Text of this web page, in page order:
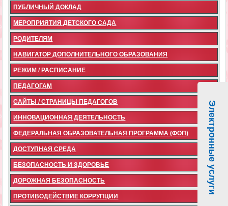
ПУБЛИЧНЫЙ ДОКЛАД
МЕРОПРИЯТИЯ ДЕТСКОГО САДА
РОДИТЕЛЯМ
НАВИГАТОР ДОПОЛНИТЕЛЬНОГО ОБРАЗОВАНИЯ
РЕЖИМ / РАСПИСАНИЕ
ПЕДАГОГАМ
САЙТЫ / СТРАНИЦЫ ПЕДАГОГОВ
ИННОВАЦИОННАЯ ДЕЯТЕЛЬНОСТЬ
ФЕДЕРАЛЬНАЯ ОБРАЗОВАТЕЛЬНАЯ ПРОГРАММА (ФОП)
ДОСТУПНАЯ СРЕДА
БЕЗОПАСНОСТЬ И ЗДОРОВЬЕ
ДОРОЖНАЯ БЕЗОПАСНОСТЬ
ПРОТИВОДЕЙСТВИЕ КОРРУПЦИИ
Электронные услуги